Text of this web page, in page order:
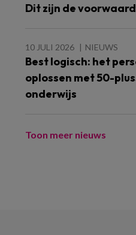
Dit zijn de
10 JULI 2026 NIEUWS
Best logisch: het
oplossen met 50-
onderwijs
Toon meer nieuws